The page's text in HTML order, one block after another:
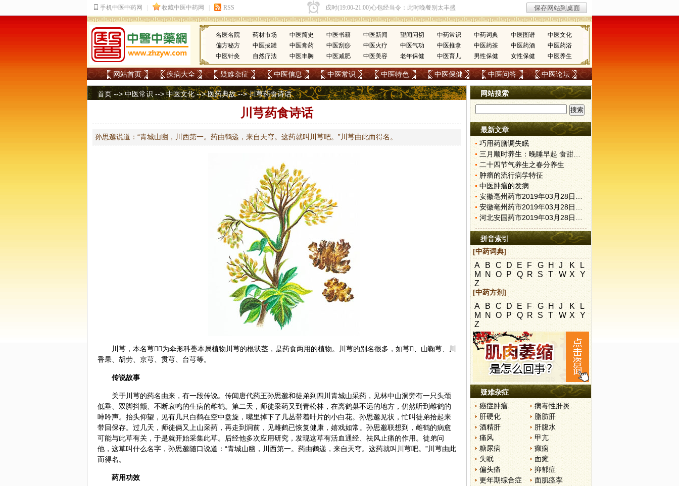
名医名院 药材市场 中医简史 中医书籍 中医新闻 望闻问切 中药常识 中药词典 中医图谱
中医文化
偏方秘方
中医拔罐 中医膏药 中医刮痧 中医火疗 中医气功 中医推拿 中医药茶 中医药酒
中医药浴
中医针灸
自然疗法 中医丰胸 中医减肥 中医美容 老年保健 中医育儿 男性保健 女性保健 中医养生
网站首页 疾病大全 疑难杂症 中医信息 中医常识 中医特色 中医保健 中医问答 中医论坛
首页 -->中医常识 -->中医文化-->医药典故--> 川芎药食诗话
川芎药食诗话
孙思邈说道：“青城山幽，川西第一。药由鹤递，来自天穹。这药就叫川芎吧。”川芎由此而得名。
川芎 ，本名芎，为伞形科藳本属植物川芎的根状茎，是药食两用的植物。川芎的别名很多，如芎、山鞠芎、川
香果、胡劳、京芎、贯芎、台芎等。
传说故事
关于川芎的药名由来，有一段传说。传闻唐代药王孙思邈和徒弟到四川青城山采药，见林中山洞旁有一只头颈
低垂、双脚抖颤、不断哀鸣的生病的雌鹤。第二天，师徒采药又到青松林，在离鹤巢不远的地方，仍然听到雌鹤的
呻吟声。抬头仰望，见有几只白鹤在空中盘旋，嘴里掉下了几丛带着叶片的小白花。孙思邈见状，忙叫徒弟拾起来
带回保存。过几天，师徒俩又上山采药，再走到洞前，见雌鹤已恢复健康，嬉戏如常。孙思邈联想到，雌鹤的病愈
可能与此草有关，于是就开始采集此草。后经他多次应用研究，发现这草有活血通经、祛风止痛的作用。徒弟问
他，这草叫什么名字，孙思邈随口说道：“青城山幽，川西第一。药由鹤递，来自天穹。这药就叫川芎吧。”川芎由此
而得名。
药用功效
网站搜索
最新文章
巧用药膳调失眠
三月顺时养生：晚睡早起 食甜养肝
二十四节气养生之春分养生
肿瘤的流行病学特征
中医肿瘤的发病
安徽亳州药市2019年03月28日快讯
安徽亳州药市2019年03月28日快讯
河北安国药市2019年03月28日快讯
拼音索引
[中药词典]
A B C D E F G H J K
L
M N O P Q R S T W X
Y
Z
[中药方剂]
A B C D E F G H J K
L
M N O P Q R S T W X
Y
Z
疑难杂症
癌症肿瘤
病毒性肝炎
肝硬化
脂肪肝
酒精肝
肝腹水
痛风
甲亢
糖尿病
癫痫
失眠
面瘫
偏头痛
抑郁症
更年期综合症
面肌痉挛